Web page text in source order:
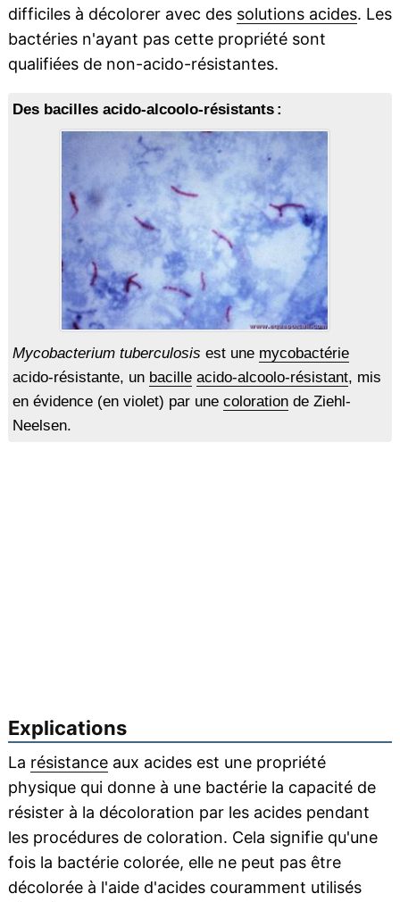
difficiles à décolorer avec des solutions acides. Les
bactéries n'ayant pas cette propriété sont
qualifiées de non-acido-résistantes.
Des bacilles acido-alcoolo-résistants :
Mycobacterium tuberculosis est une mycobactérie
acido-résistante, un bacille acido-alcoolo-résistant, mis
en évidence (en violet) par une colorationde Ziehl-
Neelsen.
Explications
La résistanceaux acides est une propriété
physique qui donne à une bactérie la capacité de
résister à la décoloration par les acides pendant
les procédures de coloration. Cela signifie qu'une
fois la bactérie colorée, elle ne peut pas être
décolorée à l'aide d'acides couramment utilisés